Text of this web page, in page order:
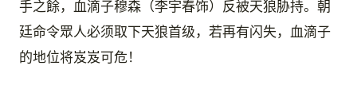
手之餘，血滴子穆森（李宇春饰）反被天狼胁持。朝
廷命令眾人必须取下天狼首级，若再有闪失，血滴子
的地位将岌岌可危！